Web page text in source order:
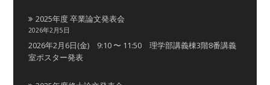
2025年度 卒業論文発表会
2026年2月5日
2026年2月6日(金) 9:10 〜 11:50 理学部講義棟3階8番講義
室ポスター発表